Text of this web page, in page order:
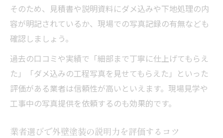
そのため、見積書や説明資料にダメ込みや下地処理の内
容が明記されているか、現場での写真記録の有無なども
確認しましょう。
過去の口コミや実績で「細部まで丁寧に仕上げてもらえ
た」「ダメ込みの工程写真を見せてもらえた」といった
評価がある業者は信頼性が高いといえます。現場見学や
工事中の写真提供を依頼するのも効果的です。
業者選びで外壁塗装の説明力を評価するコツ